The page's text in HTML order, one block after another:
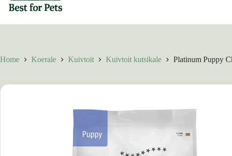
Home Koerale Kuivtoit Kuivtoit kutsikale Platinum Puppy